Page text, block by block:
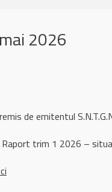
2026
de emitentul
Raport trim 1 2026 –